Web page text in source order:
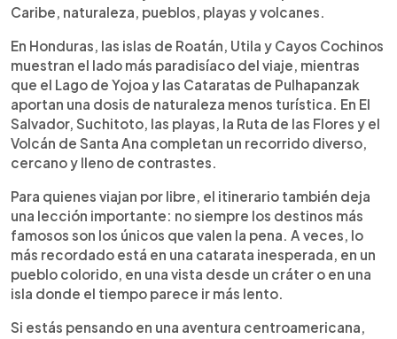
Caribe, naturaleza, pueblos, playas y volcanes.
En Honduras, las islas de Roatán, Utila y Cayos Cochinos
muestran el lado más paradisíaco del viaje, mientras
que el Lago de Yojoa y las Cataratas de Pulhapanzak
aportan una dosis de naturaleza menos turística. En El
Salvador, Suchitoto, las playas, la Ruta de las Flores y el
Volcán de Santa Ana completan un recorrido diverso,
cercano y lleno de contrastes.
Para quienes viajan por libre, el itinerario también deja
una lección importante: no siempre los destinos más
famosos son los únicos que valen la pena. A veces, lo
más recordado está en una catarata inesperada, en un
pueblo colorido, en una vista desde un cráter o en una
isla donde el tiempo parece ir más lento.
Si estás pensando en una aventura centroamericana,